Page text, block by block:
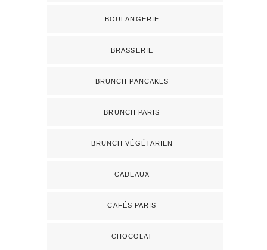
BOULANGERIE
BRASSERIE
BRUNCH PANCAKES
BRUNCH PARIS
BRUNCH VÉGÉTARIEN
CADEAUX
CAFÉS PARIS
CHOCOLAT